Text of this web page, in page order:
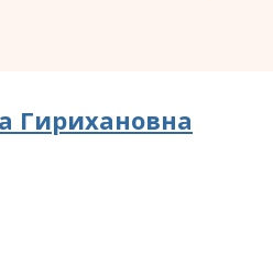
Гирихановна